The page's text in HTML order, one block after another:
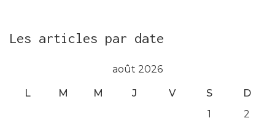
Les articles par date
août 2026
L M M J V S
D
1
2